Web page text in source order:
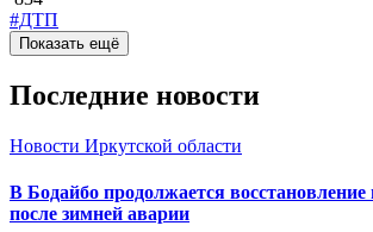
#ДТП
Показать ещё
Последние новости
Новости Иркутской области
В Бодайбо продолжается
после зимней аварии